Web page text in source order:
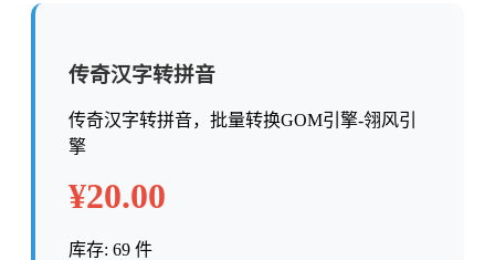
传奇汉字转拼音
传奇汉字转拼音，批量转换GOM引擎-翎风引
擎
¥20.00
库存: 69 件